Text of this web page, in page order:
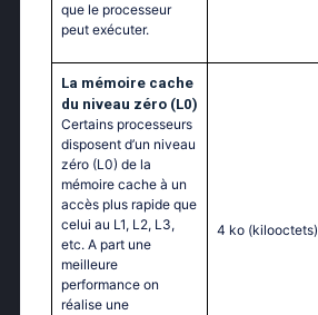
que le processeur
peut exécuter.
La mémoire cache
du niveau zéro (L0)
Certains processeurs
disposent d’un niveau
zéro (L0) de la
mémoire cache à un
accès plus rapide que
celui au L1, L2, L3,
etc. A part une
meilleure
performance on
réalise une
4 ko (kilooctets)